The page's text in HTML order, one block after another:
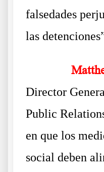
falsedades
las
Director
Public
en que los
social deben